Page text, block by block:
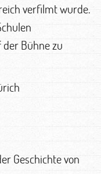
verfilmt wurde.
Bühne zu
Geschichte von